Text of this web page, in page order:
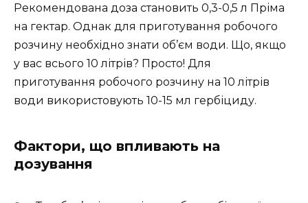
Рекомендована доза становить 0,3-0,5 л Пріма
на гектар. Однак для приготування робочого
розчину необхідно знати об’єм води. Що, якщо
у вас всього 10 літрів? Просто! Для
приготування робочого розчину на 10 літрів
води використовують 10-15 мл гербіциду.
Фактори, що впливають на
дозування